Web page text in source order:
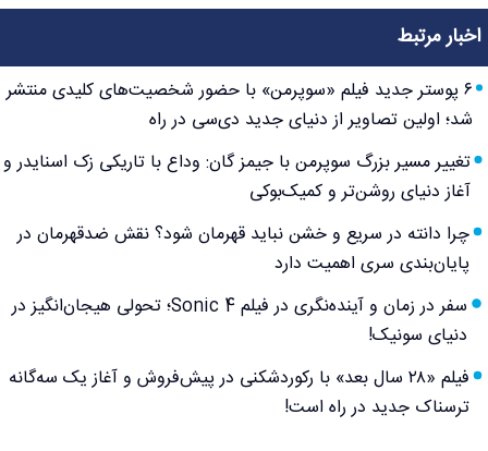
اخبار مرتبط
۶ پوستر جدید فیلم «سوپرمن» با حضور شخصیت‌های کلیدی منتشر
شد؛ اولین تصاویر از دنیای جدید دی‌سی در راه
تغییر مسیر بزرگ سوپرمن با جیمز گان: وداع با تاریکی زک اسنایدر و
آغاز دنیای روشن‌تر و کمیک‌بوکی
چرا دانته در سریع و خشن نباید قهرمان شود؟ نقش ضدقهرمان در
پایان‌بندی سری اهمیت دارد
سفر در زمان و آینده‌نگری در فیلم Sonic 4؛ تحولی هیجان‌انگیز در
دنیای سونیک!
فیلم «۲۸ سال بعد» با رکوردشکنی در پیش‌فروش و آغاز یک سه‌گانه
ترسناک جدید در راه است!